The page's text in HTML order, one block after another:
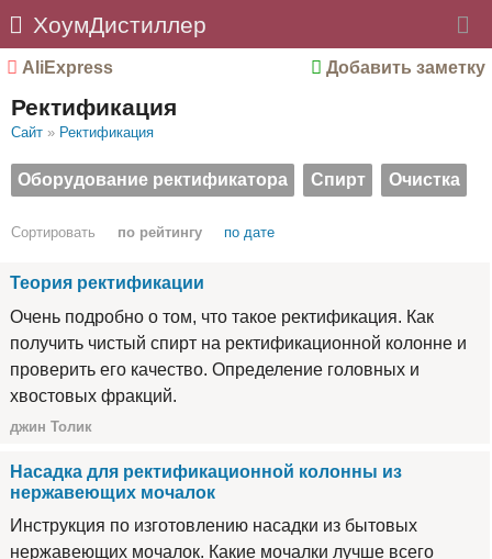
ХоумДистиллер
AliExpress Добавить заметку
Ректификация
Сайт» Ректификация
Оборудование ректификатора Спирт Очистка
Сортировать по рейтингу по дате
Теория ректификации
Очень подробно о том, что такое ректификация. Как
получить чистый спирт на ректификационной колонне и
проверить его качество. Определение головных и
хвостовых фракций.
джин Толик
Насадка для ректификационной колонны из
нержавеющих мочалок
Инструкция по изготовлению насадки из бытовых
нержавеющих мочалок. Какие мочалки лучше всего